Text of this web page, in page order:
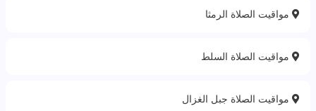
مواقيت الصلاة الرمثا
مواقيت الصلاة السلط
مواقيت الصلاة جبل الغزال